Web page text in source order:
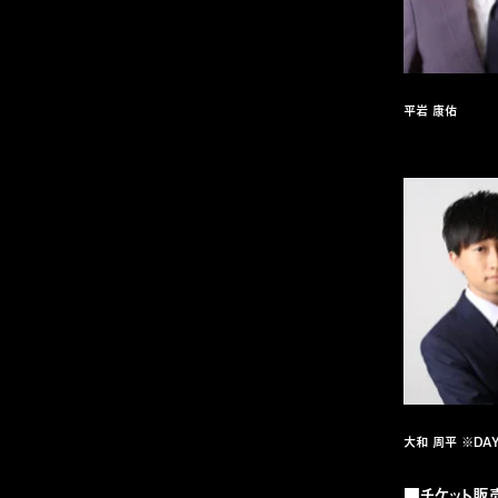
平岩 康佑
大和 周平